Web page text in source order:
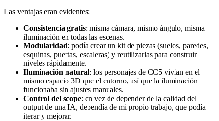
Las ventajas eran evidentes:
Consistencia gratis: misma cámara, mismo ángulo, misma
iluminación en todas las escenas.
Modularidad: podía crear un kit de piezas (suelos, paredes,
esquinas, puertas, escaleras) y reutilizarlas para construir
niveles rápidamente.
Iluminación natural: los personajes de CC5 vivían en el
mismo espacio 3D que el entorno, así que la iluminación
funcionaba sin ajustes manuales.
Control del scope: en vez de depender de la calidad del
output de una IA, dependía de mi propio trabajo, que podía
iterar y mejorar.